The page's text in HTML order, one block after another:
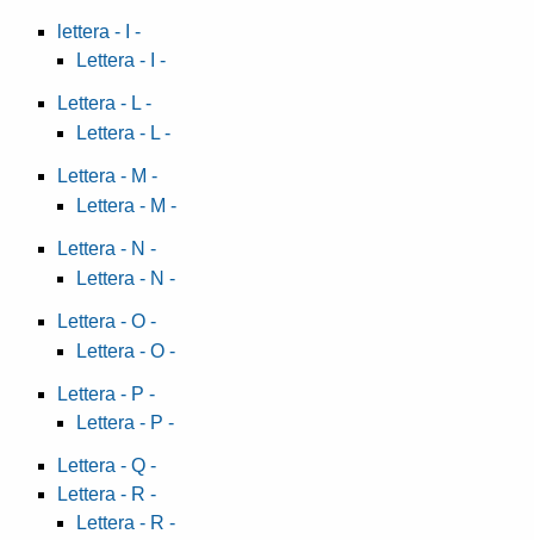
lettera - I -
Lettera - I -
Lettera - L -
Lettera - L -
Lettera - M -
Lettera - M -
Lettera - N -
Lettera - N -
Lettera - O -
Lettera - O -
Lettera - P -
Lettera - P -
Lettera - Q -
Lettera - R -
Lettera - R -